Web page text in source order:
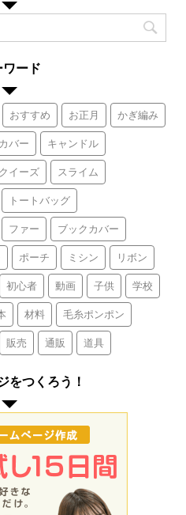
ワード
おすすめ お正月 かぎ編み
カバー キャンドル
イーズ スライム
トートバッグ
ファー ブックカバー
ポーチ ミシン リボン
初心者 動画 子供 学校
材料 毛糸ポンポン
販売 通販 道具
をつくろう！